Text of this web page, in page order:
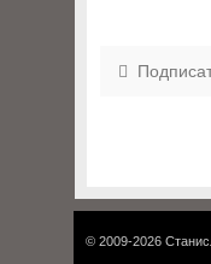
© 2009-2026